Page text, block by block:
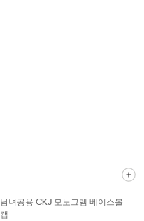
남녀공용 CKJ 모노그램 베이스볼
캡